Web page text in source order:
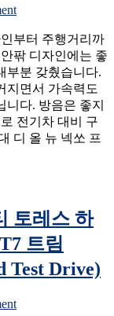
Ioniq
6
Test
Drive)
승
시
승
기,
1
회
충
전
주
358km,
5,347
만
원
(2026
PV5
on
영
상
시
승
기]
현
대
시
승
기,
충
부터 주행거리까
팎 디자인에는 좋
부분 갖췄습니다.
지면서 가속력도
다. 방음은 좋지
전기차 대비 구
디 올 뉴 넥쏘 프
토레스 하
트림
Test Drive)
on